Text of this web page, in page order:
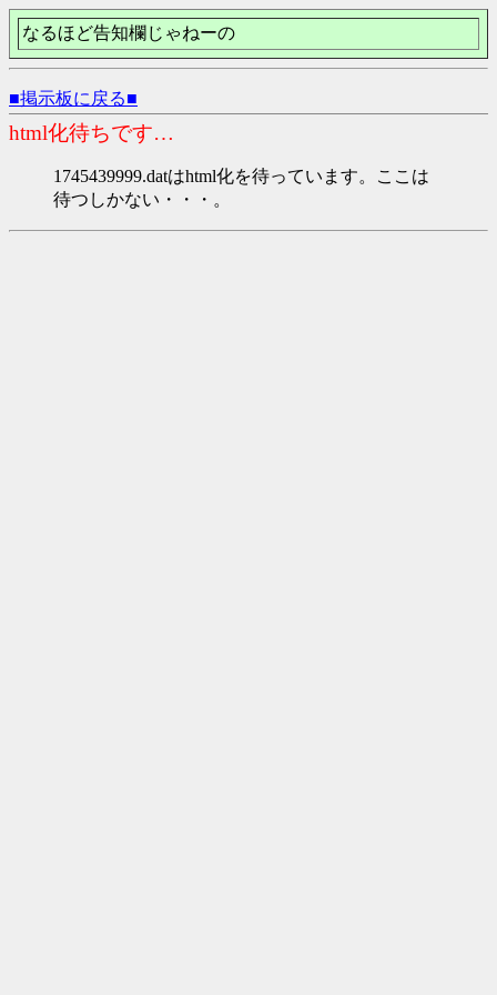
なるほど告知欄じゃねーの
■掲示板に戻る■
html化待ちです…
1745439999.datはhtml化を待っています。ここは
待つしかない・・・。